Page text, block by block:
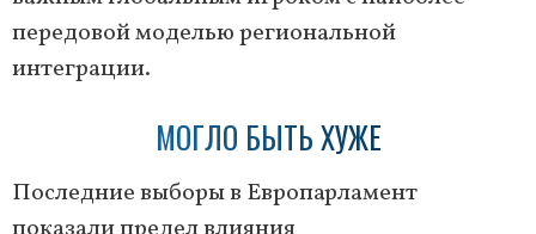
передовой моделью региональной
интеграции.
МОГЛО БЫТЬ ХУЖЕ
Последние выборы в Европарламент